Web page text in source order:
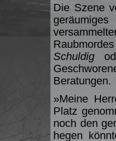
Die Szene
Schuldig
Beratungen.
»Meine
Platz
noch den
hegen